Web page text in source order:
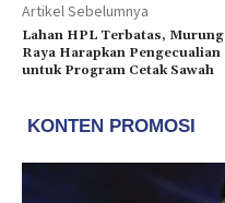
Artikel Sebelumnya
Lahan HPL Terbatas, Murung
Raya Harapkan Pengecualian
untuk Program Cetak Sawah